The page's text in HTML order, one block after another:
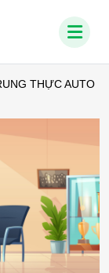
THỰC AUTO